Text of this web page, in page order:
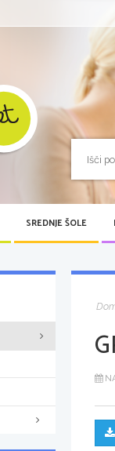
SREDNJE ŠOLE